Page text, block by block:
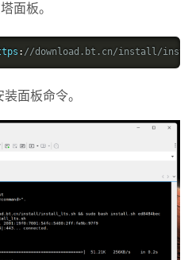
面板。
: //download.bt.cn/install/
面板命令。